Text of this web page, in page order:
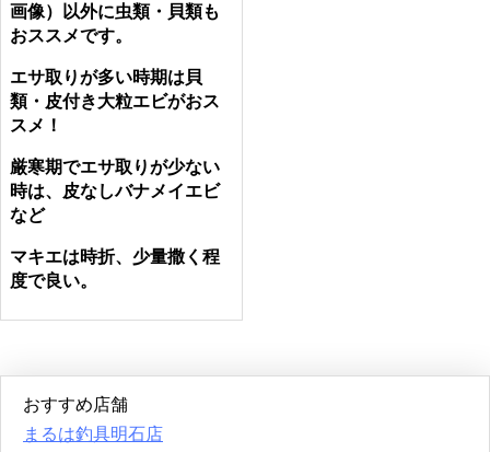
画像）以外に虫類・貝類も
おススメです。
エサ取りが多い時期は貝
類・皮付き大粒エビがおス
スメ！
厳寒期でエサ取りが少ない
時は、皮なしバナメイエビ
など
マキエは時折、少量撒く程
度で良い。
おすすめ店舗
まるは釣具明石店